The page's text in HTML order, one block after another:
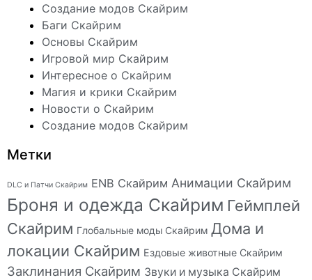
Создание модов Скайрим
Баги Скайрим
Основы Скайрим
Игровой мир Скайрим
Интересное о Скайрим
Магия и крики Скайрим
Новости о Скайрим
Создание модов Скайрим
Метки
DLC и Патчи Скайрим ENB Скайрим Анимации Скайрим
Броня и одежда Скайрим Геймплей
Скайрим Глобальные моды Скайрим Дома и
локации Скайрим Ездовые животные Скайрим
Заклинания Скайрим Звуки и музыка Скайрим